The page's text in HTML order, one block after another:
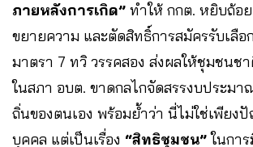
ภายหลังการเกิด” ทำให้ กกต. หยิบถ้อ
ขยายความ และตัดสิทธิ์การสมัครรับเลือ
มาตรา 7 ทวิ วรรคสอง ส่งผลให้ชุมชนช
ในสภา อบต. ขาดกลไกจัดสรรงบประม
ถิ่นของตนเอง พร้อมย้ำว่า นี่ไม่ใช่เพียง
บุคคล แต่เป็นเรื่อง “สิทธิชุมชน”ในกา